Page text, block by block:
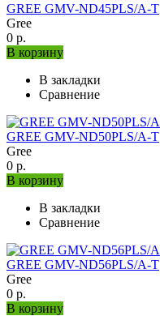
GREE GMV-ND45PLS/A-T
Gree
0 р.
В корзину
В закладки
Сравнение
GREE GMV-ND50PLS/A-T
Gree
0 р.
В корзину
В закладки
Сравнение
GREE GMV-ND56PLS/A-T
Gree
0 р.
В корзину